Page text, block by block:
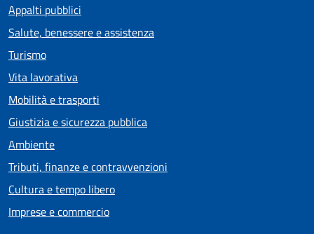
Appalti pubblici
Salute, benessere e assistenza
Turismo
Vita lavorativa
Mobilità e trasporti
Giustizia e sicurezza pubblica
Ambiente
Tributi, finanze e contravvenzioni
Cultura e tempo libero
Imprese e commercio